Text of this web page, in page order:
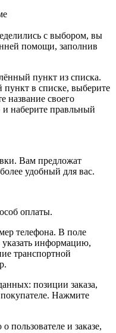
с выбором, вы
помощи, заполнив
пункт из списка.
в списке, выберите
название своего
и наберите правльный
Вам предложат
удобный для вас.
оплаты.
телефона. В поле
информацию,
транспортной
позиции заказа,
Нажмите
и заказе,